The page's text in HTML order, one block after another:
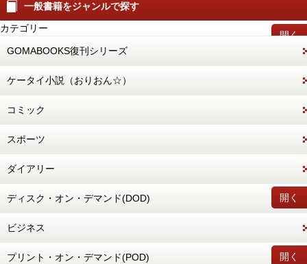
一般書籍をジャンルで探す
開く
カテゴリー
GOMABOOKS復刊シリーズ
ケータイ小説（おりおん☆）
コミック
スポーツ
ダイアリー
開く
ディスク・オン・デマンド(DOD)
ビジネス
開く
プリント・オン・デマンド(POD)